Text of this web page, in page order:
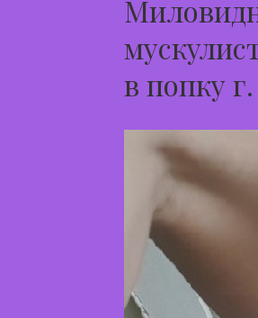
в попку